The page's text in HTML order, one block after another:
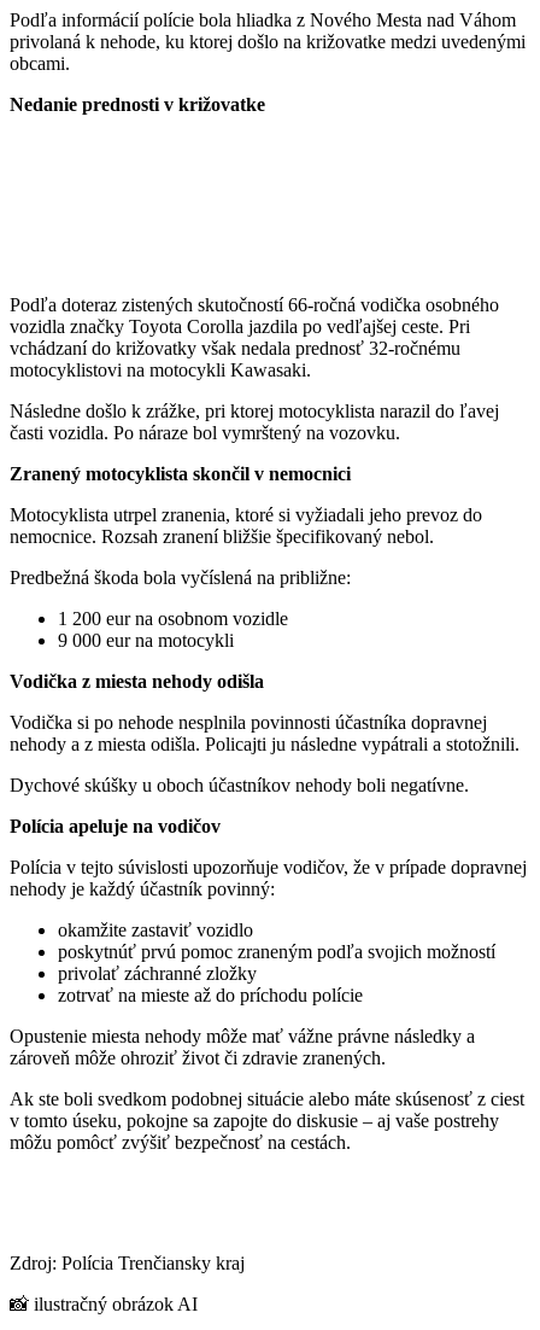
Podľa informácií polície bola hliadka z Nového Mesta nad Váhom
privolaná k nehode, ku ktorej došlo na križovatke medzi uvedenými
obcami.
Nedanie prednosti v križovatke
Podľa doteraz zistených skutočností 66-ročná vodička osobného
vozidla značky Toyota Corolla jazdila po vedľajšej ceste. Pri
vchádzaní do križovatky však nedala prednosť 32-ročnému
motocyklistovi na motocykli Kawasaki.
Následne došlo k zrážke, pri ktorej motocyklista narazil do ľavej
časti vozidla. Po náraze bol vymrštený na vozovku.
Zranený motocyklista skončil v nemocnici
Motocyklista utrpel zranenia, ktoré si vyžiadali jeho prevoz do
nemocnice. Rozsah zranení bližšie špecifikovaný nebol.
Predbežná škoda bola vyčíslená na približne:
1 200 eur na osobnom vozidle
9 000 eur na motocykli
Vodička z miesta nehody odišla
Vodička si po nehode nesplnila povinnosti účastníka dopravnej
nehody a z miesta odišla. Policajti ju následne vypátrali a stotožnili.
Dychové skúšky u oboch účastníkov nehody boli negatívne.
Polícia apeluje na vodičov
Polícia v tejto súvislosti upozorňuje vodičov, že v prípade dopravnej
nehody je každý účastník povinný:
okamžite zastaviť vozidlo
poskytnúť prvú pomoc zraneným podľa svojich možností
privolať záchranné zložky
zotrvať na mieste až do príchodu polície
Opustenie miesta nehody môže mať vážne právne následky a
zároveň môže ohroziť život či zdravie zranených.
Ak ste boli svedkom podobnej situácie alebo máte skúsenosť z ciest
v tomto úseku, pokojne sa zapojte do diskusie – aj vaše postrehy
môžu pomôcť zvýšiť bezpečnosť na cestách.
Zdroj: Polícia Trenčiansky kraj
📸 ilustračný obrázok AI